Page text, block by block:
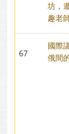
坊，
趣老
67
國際
俄間